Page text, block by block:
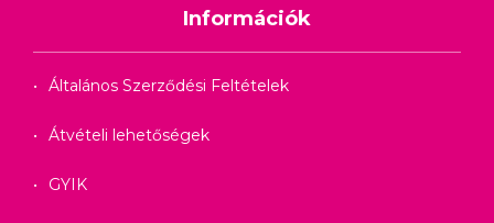
Információk
Általános Szerződési Feltételek
Átvételi lehetőségek
GYIK